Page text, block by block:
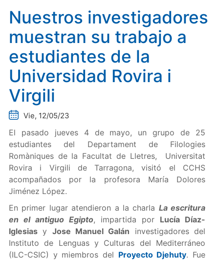
Nuestros investigadores
muestran su trabajo a
estudiantes de la
Universidad Rovira i
Virgili
Vie, 12/05/23
El pasado jueves 4 de mayo, un grupo de 25
estudiantes del Departament de Filologies
Romàniques de la Facultat de Lletres, Universitat
Rovira i Virgili de Tarragona, visitó el CCHS
acompañados por la profesora María Dolores
Jiménez López.
En primer lugar atendieron a la charla La escritura
en el antiguo Egipto, impartida por Lucía Díaz-
Iglesiasy Jose Manuel Galán investigadores del
Instituto de Lenguas y Culturas del Mediterráneo
(ILC-CSIC) y miembros del Proyecto Djehuty. Fue